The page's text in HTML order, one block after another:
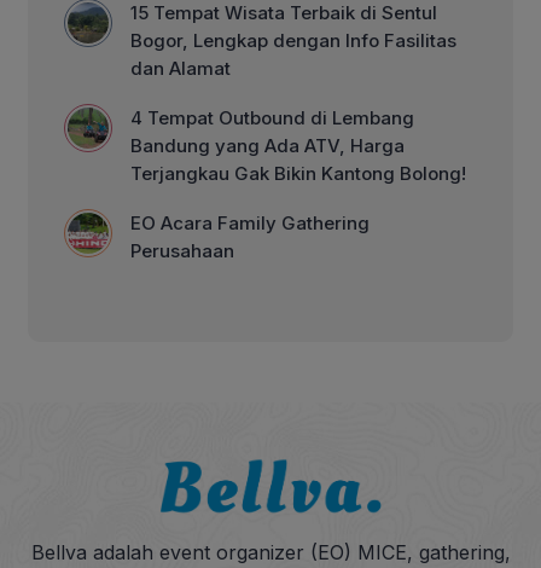
15 Tempat Wisata Terbaik di Sentul
Bogor, Lengkap dengan Info Fasilitas
dan Alamat
4 Tempat Outbound di Lembang
Bandung yang Ada ATV, Harga
Terjangkau Gak Bikin Kantong Bolong!
EO Acara Family Gathering
Perusahaan
Bellva adalah event organizer (EO) MICE, gathering,